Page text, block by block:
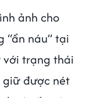
ảnh cho
“ẩn náu” tại
với trạng thái
giữ được nét